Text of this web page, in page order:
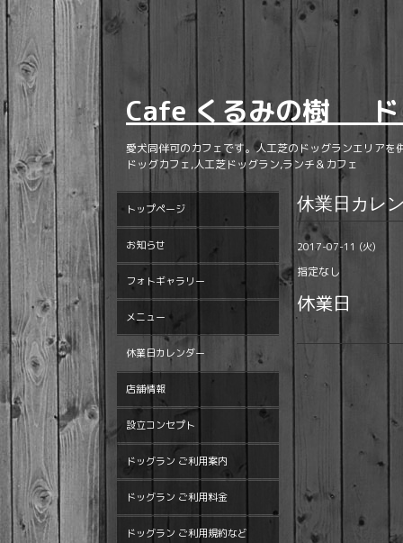
Cafe くるみの樹 ド
愛犬同伴可のカフェです。人工芝のドッグランエリア
ドッグカフェ,人工芝ドッグラン,ランチ＆カフェ
休業日カレ
2017-07-11 (火)
指定なし
休業日
トップページ
お知らせ
フォトギャラリー
メニュー
休業日カレンダー
店舗情報
設立コンセプト
ドッグラン ご利用案内
ドッグラン ご利用料金
ドッグラン ご利用規約など